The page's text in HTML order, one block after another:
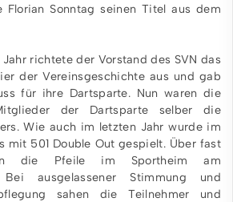
Florian Sonntag seinen Titel aus dem
richtete der Vorstand des SVN das
der Vereinsgeschichte aus und gab
für ihre Dartsparte. Nun waren die
der Dartsparte selber die
Wie auch im letzten Jahr wurde im
mit 501 Double Out gespielt. Über fast
die Pfeile im Sportheim am
Bei ausgelassener Stimmung und
sahen die Teilnehmer und